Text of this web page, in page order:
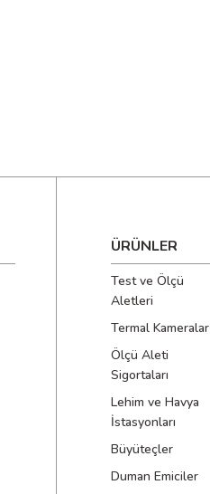
ÜRÜNLER
Test ve Ölçü
Aletleri
Termal Kameralar
Ölçü Aleti
Sigortaları
Lehim ve Havya
İstasyonları
Büyüteçler
Duman Emiciler